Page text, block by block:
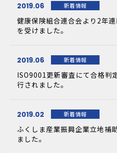
健康保険組合連合会より2年
を受けました。
新着情報
2019.06
ISO9001更新審査にて合格判
行されました。
新着情報
2019.06
ふくしま産業振興企業立地補
ました。
新着情報
2019.02